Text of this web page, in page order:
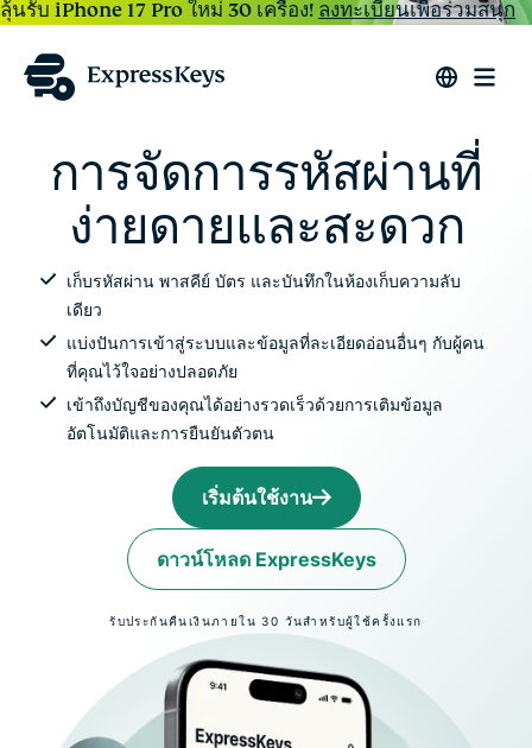
ลุ้นรับ iPhone 17 Pro ใหม่ 30 เครื่อง! ลงทะเบียนเพื่อร่วมสนุก
การจัดการรหัสผ่านที่
ง่ายดายและสะดวก
เก็บรหัสผ่าน พาสคีย์ บัตร และบันทึกในห้องเก็บความลับ
เดียว
แบ่งปันการเข้าสู่ระบบและข้อมูลที่ละเอียดอ่อนอื่นๆ กับผู้คน
ที่คุณไว้ใจอย่างปลอดภัย
เข้าถึงบัญชีของคุณได้อย่างรวดเร็วด้วยการเติมข้อมูล
อัตโนมัติและการยืนยันตัวตน
เริ่มต้นใช้งาน
ดาวน์โหลด ExpressKeys
รับประกันคืนเงินภายใน 30 วันสำหรับผู้ใช้ครั้งแรก